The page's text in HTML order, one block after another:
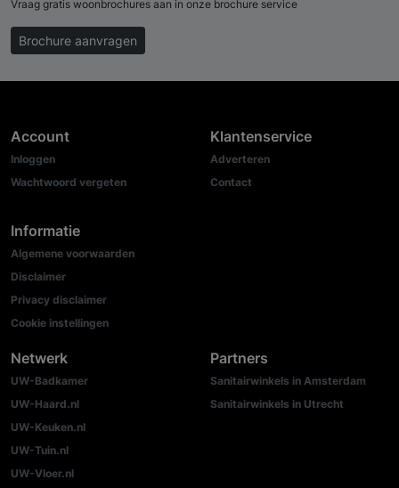
Vraag gratis woonbrochures aan in onze brochure service
Brochure aanvragen
Account
Inloggen
Wachtwoord vergeten
Informatie
Algemene voorwaarden
Disclaimer
Privacy disclaimer
Cookie instellingen
Klantenservice
Adverteren
Contact
Netwerk
UW-Badkamer
UW-Haard.nl
UW-Keuken.nl
UW-Tuin.nl
UW-Vloer.nl
Partners
Sanitairwinkels in Amsterdam
Sanitairwinkels in Utrecht